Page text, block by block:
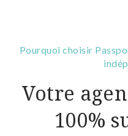
Pourquoi choisir
Votre
100%